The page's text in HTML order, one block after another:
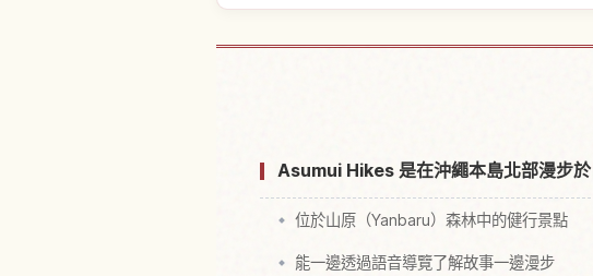
Asumui Hikes 是在沖繩本島北部漫步
位於山原（Yanbaru）森林中的健行景點
能一邊透過語音導覽了解故事一邊漫步